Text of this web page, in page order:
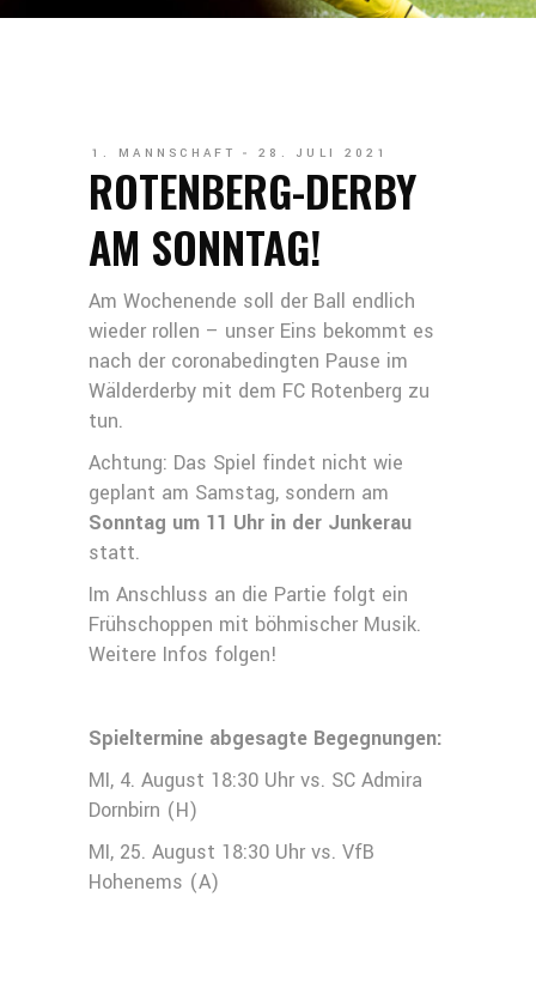
1. MANNSCHAFT 28. JULI 2021
ROTENBERG-DERBY
AM SONNTAG!
Am Wochenende soll der Ball endlich
wieder rollen – unser Eins bekommt es
nach der coronabedingten Pause im
Wälderderby mit dem FC Rotenberg zu
tun.
Achtung: Das Spiel findet nicht wie
geplant am Samstag, sondern am
Sonntag um 11 Uhr in der Junkerau
statt.
Im Anschluss an die Partie folgt ein
Frühschoppen mit böhmischer Musik.
Weitere Infos folgen!
Spieltermine abgesagte Begegnungen:
MI, 4. August 18:30 Uhr vs. SC Admira
Dornbirn (H)
MI, 25. August 18:30 Uhr vs. VfB
Hohenems (A)